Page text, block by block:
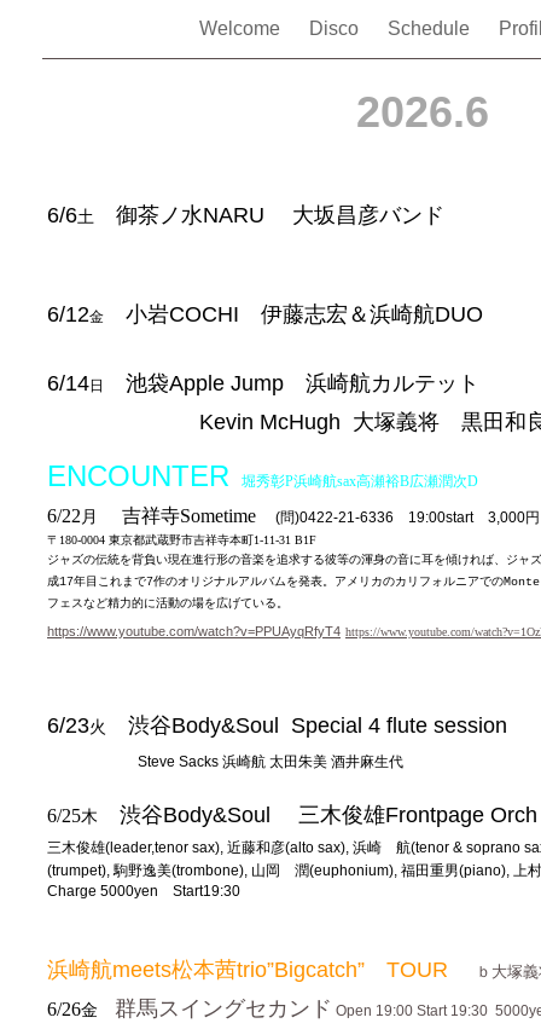
Welcome Disco Schedule
2026.6
6/6土 御茶ノ水NARU 大坂昌彦バンド
6/12金 小岩COCHI 伊藤志宏＆浜崎航DUO
6/14日 池袋Apple Jump 浜崎航カルテット
Kevin McHugh 大塚義将 黒田和
ENCOUNTER 堀秀彰P浜崎航sax高瀬裕B広瀬潤次D
6/22 月 吉祥寺Sometime (問)0422-21-6336 19:00start 3,000円
〒180-0004 東京都武蔵野市吉祥寺本町1-11-31 B1F
ジャズの伝統を背負い現在進行形の音楽を追求する彼等の渾身の音に耳を傾ければ、ジャ
成17年目これまで7作のオリジナルアルバムを発表。アメリカのカリフォルニアでの
フェスなど精力的に活動の場を広げている。
https://www.youtube.com/watch?v=PPUAyqRfyT4 https://www.youtube.com/
6/23火 渋谷Body&Soul Special 4 flute session
Steve Sacks 浜崎航 太田朱美 酒井麻生代
6/25木 渋谷Body&Soul 三木俊雄Frontpage Orch
三木俊雄(leader,tenor sax), 近藤和彦(alto sax), 浜崎 航(tenor & soprano
(trumpet), 駒野逸美(trombone), 山岡 潤(euphonium), 福田重男(piano), 上
Charge 5000yen Start19:30
浜崎航meets松本茜trio”Bigcatch” TOUR ｂ大塚
6/26金 群馬スイングセカンド Open 19:00 Start 19:30